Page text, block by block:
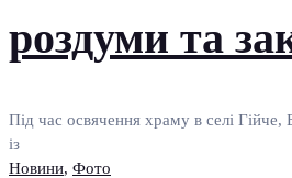
роздуми та
Під час освячення храму в селі
із
Новини, Фото